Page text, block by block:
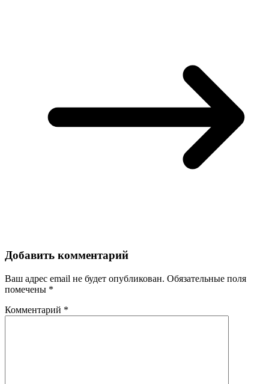
Добавить комментарий
Ваш адрес email не будет опубликован. Обязательные поля
помечены *
Комментарий *